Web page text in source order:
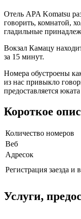
Отель APA Komatsu
говорить, комнатой,
гладильные
Вокзал Камацу
за 15 минут.
Номера обустроены
из нас привыкло
предоставляется
Короткое
Количество номеров
Веб
Адресок
Регистрация заезда и
Услуги,